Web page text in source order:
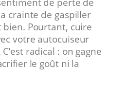
crainte de gaspiller
bien. Pourtant, cuire
votre autocuiseur
radical : on gagne
le goût ni la